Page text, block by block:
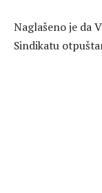
Naglašeno je da
Sindikatu